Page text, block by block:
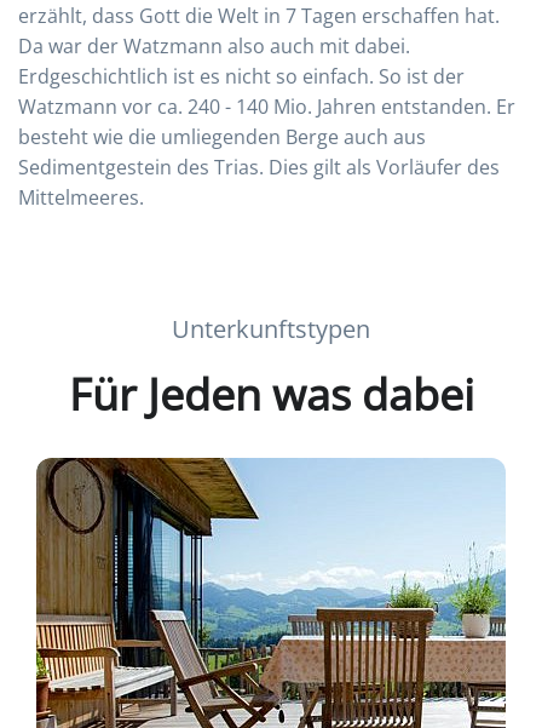
erzählt, dass Gott die Welt in 7 Tagen erschaffen hat.
Da war der Watzmann also auch mit dabei.
Erdgeschichtlich ist es nicht so einfach. So ist der
Watzmann vor ca. 240 - 140 Mio. Jahren entstanden. Er
besteht wie die umliegenden Berge auch aus
Sedimentgestein des Trias. Dies gilt als Vorläufer des
Mittelmeeres.
Unterkunftstypen
Für Jeden was dabei